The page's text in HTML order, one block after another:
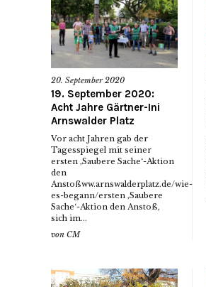
20. September 2020
19. September 2020:
Acht Jahre Gärtner-Ini
Arnswalder Platz
Vor acht Jahren gab der
Tagesspiegel mit seiner
ersten ‚Saubere Sache‘-Aktion
den
Anstoßww.arnswalderplatz.de/wie-
es-begann/ersten ‚Saubere
Sache‘-Aktion den Anstoß,
sich im...
von CM